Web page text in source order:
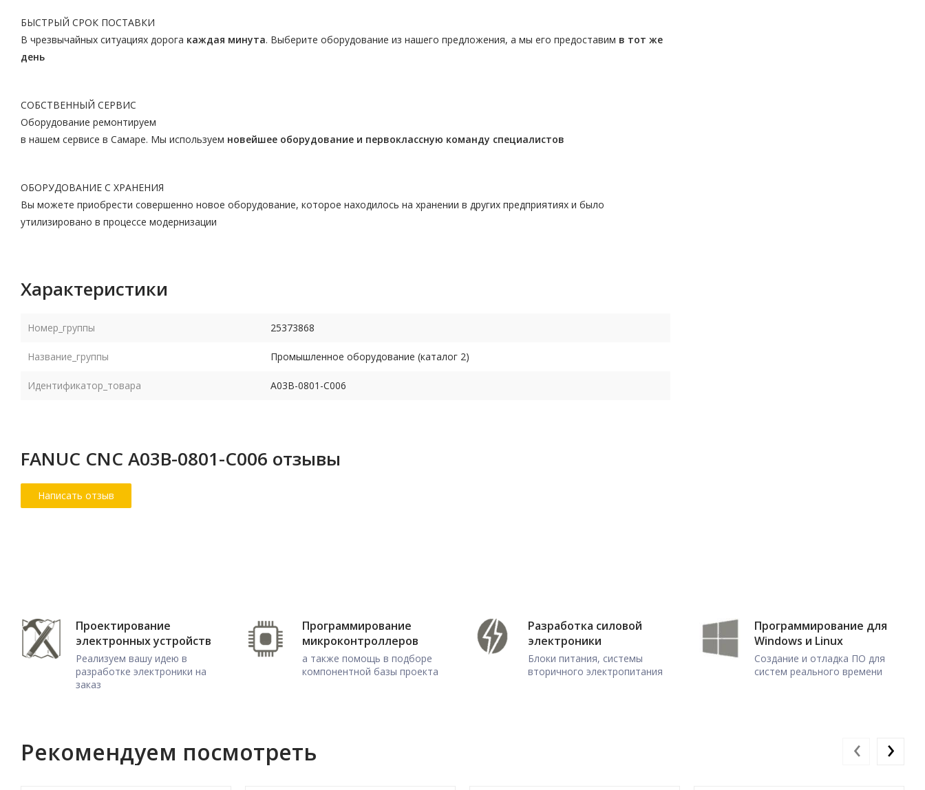
БЫСТРЫЙ СРОК ПОСТАВКИ
В чрезвычайных ситуациях дорога каждая минута. Выберите оборудование из нашего предложения, а мы его предоставим в тот же
день
СОБСТВЕННЫЙ СЕРВИС
Оборудование ремонтируем
в нашем сервисе в Самаре. Мы используем новейшее оборудование и первоклассную команду специалистов
ОБОРУДОВАНИЕ С ХРАНЕНИЯ
Вы можете приобрести совершенно новое оборудование, которое находилось на хранении в других предприятиях и было
утилизировано в процессе модернизации
Характеристики
Номер_группы 25373868
Название_группы Промышленное оборудование (каталог 2)
Идентификатор_товара A03B-0801-C006
FANUC CNC A03B-0801-C006 отзывы
Проектирование
электронных устройств
Реализуем вашу идею в
разработке электроники на
заказ
Программирование
микроконтроллеров
а также помощь в подборе
компонентной базы проекта
Разработка силовой
электроники
Блоки питания, системы
вторичного электропитания
Программирование для
Windows и Linux
Создание и отладка ПО для
систем реального времени
Рекомендуем посмотреть ‹ ›